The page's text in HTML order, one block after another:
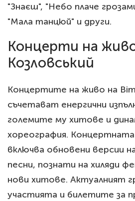
"Знаєш", "Небо плаче
"Мала танцюй" и други.
Концерти на
Козловський
Концертите на живо на
съчетават енергични
големите му хитове и
хореография.
включва обновени версии
песни, познати на хиляди
нови хитове. Актуалният
участията и билетите за